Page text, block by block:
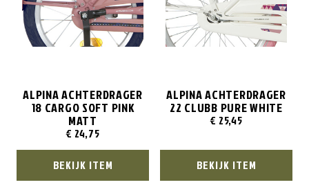
ALPINA ACHTERDRAGER
18 CARGO SOFT PINK
MATT
€ 24,75
BEKIJK ITEM
ALPINA ACHTERDRAGER
22 CLUBB PURE WHITE
€ 25,45
BEKIJK ITEM